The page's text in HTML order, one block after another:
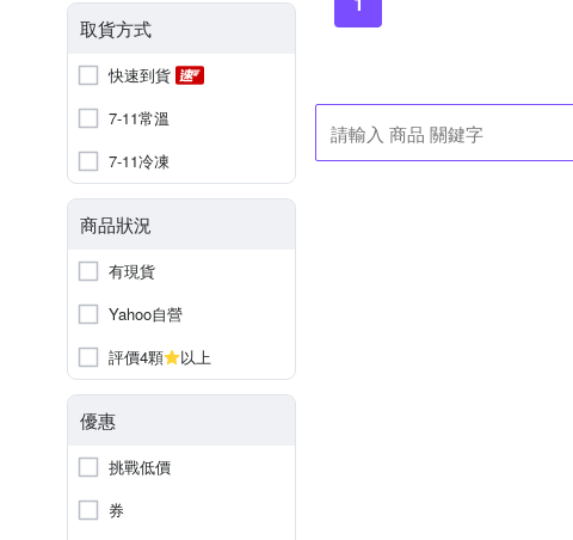
取貨方式
快速到貨
7-11常溫
7-11冷凍
商品狀況
有現貨
Yahoo自營
評價4顆
以上
優惠
挑戰低價
券